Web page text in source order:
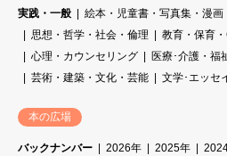
実践・一般
絵本・児童書・写真集・漫画
思想・哲学・社会・倫理
教育・保育
心理・カウンセリング
医療･介護・福
芸術・建築・文化・芸能
文学･エッセ
本の広場
バックナンバー 2026年 2025年